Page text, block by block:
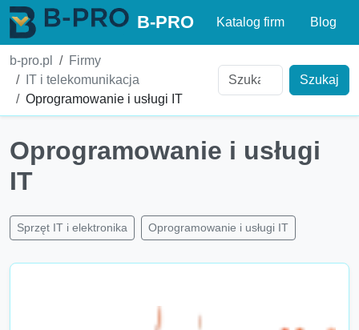
B-PRO Katalog firm Blog
b-pro.pl
Firmy
IT i telekomunikacja
Oprogramowanie i usługi IT
Szukaj
Oprogramowanie i usługi
IT
Sprzęt IT i elektronika Oprogramowanie i usługi IT